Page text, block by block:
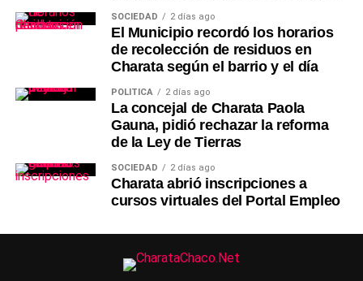
SOCIEDAD 2 días ago
El Municipio recordó los horarios
de recolección de residuos en
Charata según el barrio y el día
POLÍTICA 2 días ago
La concejal de Charata Paola
Gauna, pidió rechazar la reforma
de la Ley de Tierras
SOCIEDAD 2 días ago
Charata abrió inscripciones a
cursos virtuales del Portal Empleo